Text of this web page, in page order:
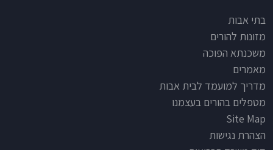
Footer
בתי אבות
מזונות להורים
משכנתא הפוכה
מאמרים
מדריך למועמד לבית אבות
מטפלים בהורים בעצמנו
Site Map
הצהרת נגישות